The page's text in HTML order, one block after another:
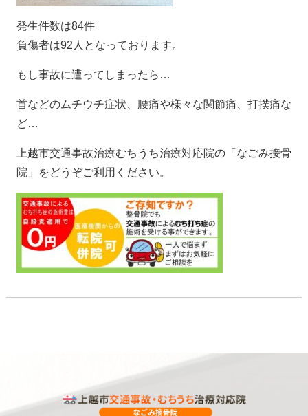
発生件数は84件
負傷者は92人となっております。
もし事故に遭ってしまったら…
首などのムチウチ症状、腰痛や様々な関節痛、打撲痛な
ど…
上越市交通事故治療むちうち治療対応院の「なごみ接骨
院」をどうぞご利用ください。